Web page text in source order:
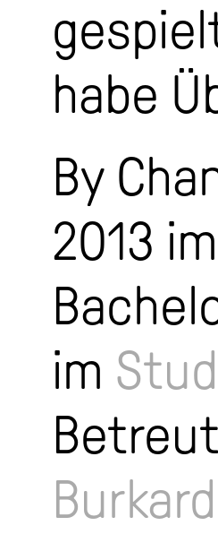
habe
By
2013
im